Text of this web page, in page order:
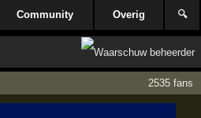
Community Overig 🔍
2535 fans